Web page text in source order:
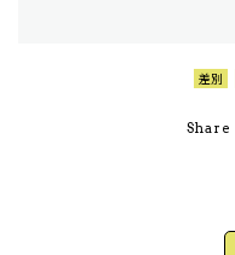
差別
Share